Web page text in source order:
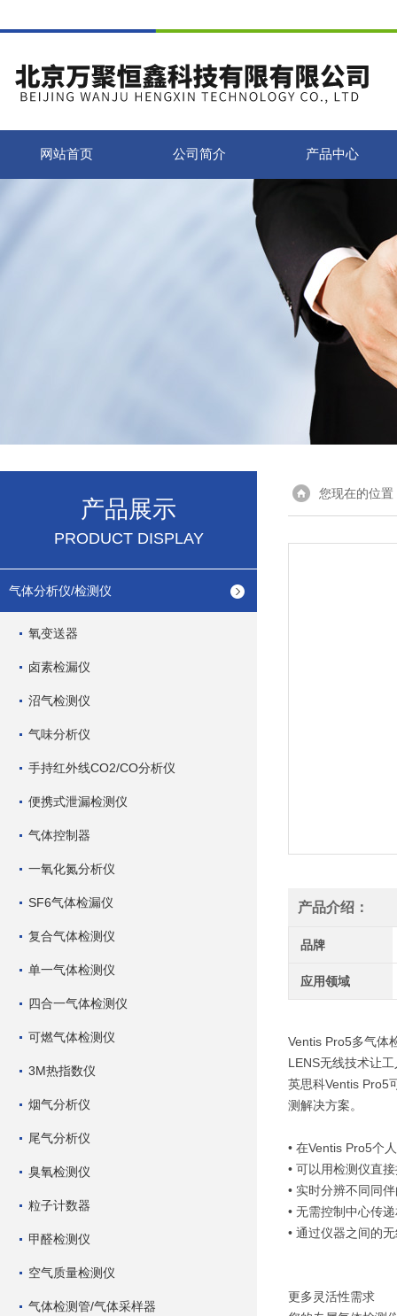
网站首页 公司简介 产品中心
产品展示
PRODUCT DISPLAY
气体分析仪/检测仪
氧变送器
卤素检漏仪
沼气检测仪
气味分析仪
手持红外线CO2/CO分析仪
便携式泄漏检测仪
气体控制器
一氧化氮分析仪
SF6气体检漏仪
复合气体检测仪
单一气体检测仪
四合一气体检测仪
可燃气体检测仪
3M热指数仪
烟气分析仪
尾气分析仪
臭氧检测仪
粒子计数器
甲醛检测仪
空气质量检测仪
气体检测管/气体采样器
您现在的位置
产品介绍：
品牌
应用领域
Ventis Pro5多气体
LENS无线技术让
英思科Ventis Pro5
测解决方案。
• 在Ventis Pro5个
• 可以用检测仪直
• 实时分辨不同同
• 无需控制中心传
• 通过仪器之间的
更多灵活性需求